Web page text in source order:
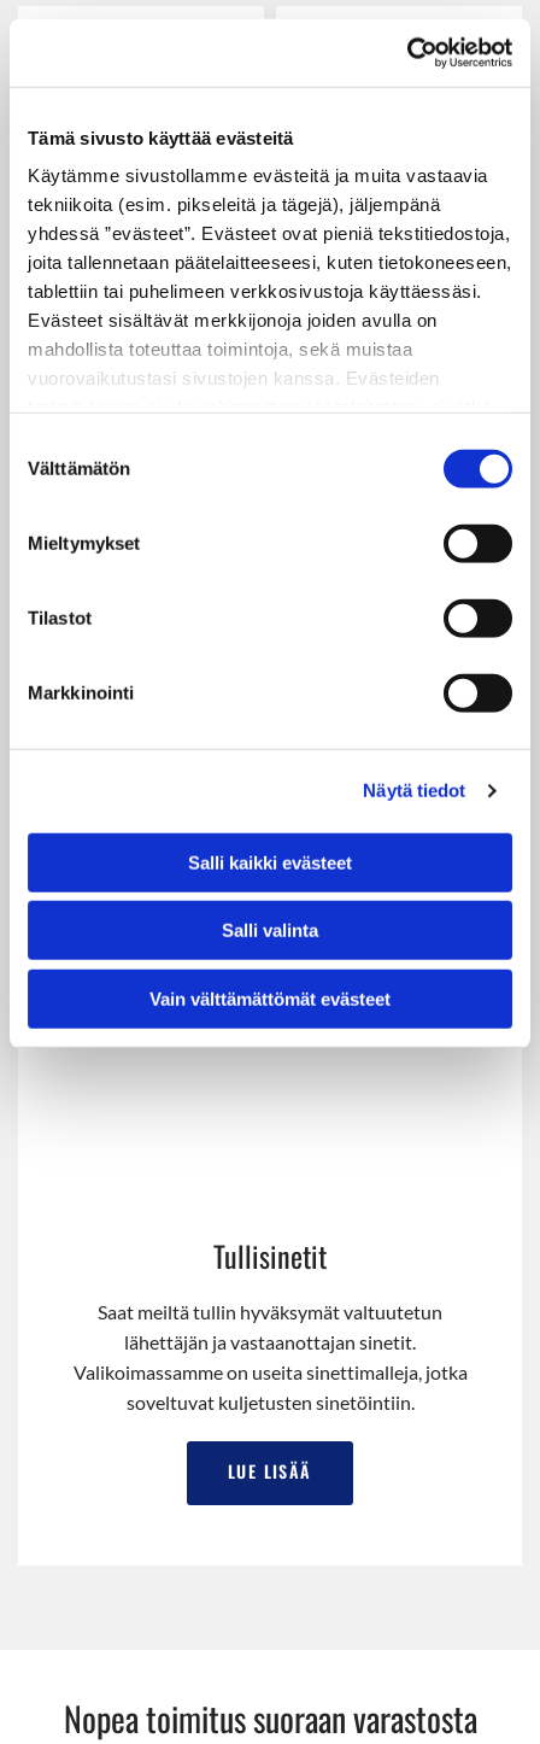
Tämä sivusto käyttää evästeitä
Käytämme sivustollamme evästeitä ja muita vastaavia
tekniikoita (esim. pikseleitä ja tägejä), jäljempänä
yhdessä ”evästeet”. Evästeet ovat pieniä tekstitiedostoja,
joita tallennetaan päätelaitteeseesi, kuten tietokoneeseen,
tablettiin tai puhelimeen verkkosivustoja käyttäessäsi.
Evästeet sisältävät merkkijonoja joiden avulla on
mahdollista toteuttaa toimintoja, sekä muistaa
vuorovaikutustasi sivustojen kanssa. Evästeiden
viruksia. Evästeisiin voidaan tallentaa tietoja verkossa
toimivan palvelun käytön tai sivustolla vierailun aikana ja
valinta
Välttämätön
Mieltymykset
Tilastot
Markkinointi
Näytä tiedot
Salli kaikki evästeet
Salli valinta
Vain välttämättömät evästeet
Peltisinetit
Peltisiä
pallopääsinettejä
käytetään
pääasiassa TIR-
vaijerisinettinä
kuljetusten
konteissa,
kuorma-autoissa ja
Pulttisinetit
Toimitamme erilaiset
pulttisinetit.
Pulttisinettimme
ovat teräksisen
materiaalinsa
ansiosta varsin
jämäköitä ja siten
oivia valintoja
ja tarkoitukseen.
Tullisinetit
Saat meiltä tullin hyväksymät valtuutetun
lähettäjän ja vastaanottajan sinetit.
Valikoimassamme on useita sinettimalleja, jotka
soveltuvat kuljetusten sinetöintiin.
LUE LISÄÄ
Nopea toimitus suoraan varastosta